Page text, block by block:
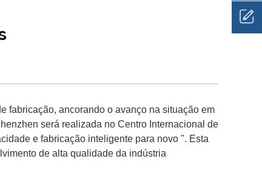
fabricação, ancorando o avanço na situação em
será realizada no Centro Internacional de
e fabricação inteligente para novo ". Esta
de alta qualidade da indústria